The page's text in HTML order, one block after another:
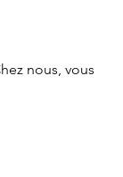
nous, vous